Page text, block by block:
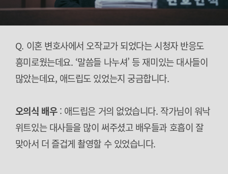
Q. 이혼 변호사에서 오작교가 되었다는 시청자 반응도
흥미로웠는데요. ‘말씀들 나누셔’ 등 재미있는 대사들이
많았는데요, 애드립도 있었는지 궁금합니다.
오의식 배우: 애드립은 거의 없었습니다. 작가님이 워낙
위트있는 대사들을 많이 써주셨고 배우들과 호흡이 잘
맞아서 더 즐겁게 촬영할 수 있었습니다.